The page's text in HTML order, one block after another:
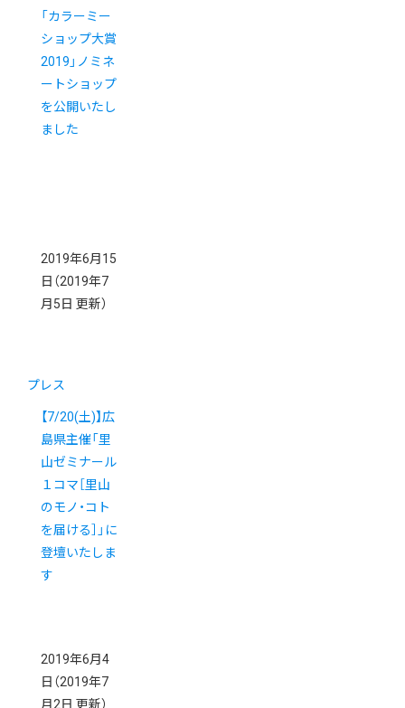
「カラーミー
ショップ大賞
2019」ノミネ
ートショップ
を公開いたし
ました
2019年6月15
日 （2019年7
月5日 更新）
プレス
【7/20(土)】広
島県主催「里
山ゼミナール
１コマ［里山
のモノ・コト
を届ける］」に
登壇いたしま
す
2019年6月4
日 （2019年7
月2日 更新）